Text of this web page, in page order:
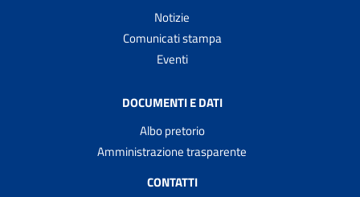
Notizie
Comunicati stampa
Eventi
DOCUMENTI E DATI
Albo pretorio
Amministrazione trasparente
CONTATTI